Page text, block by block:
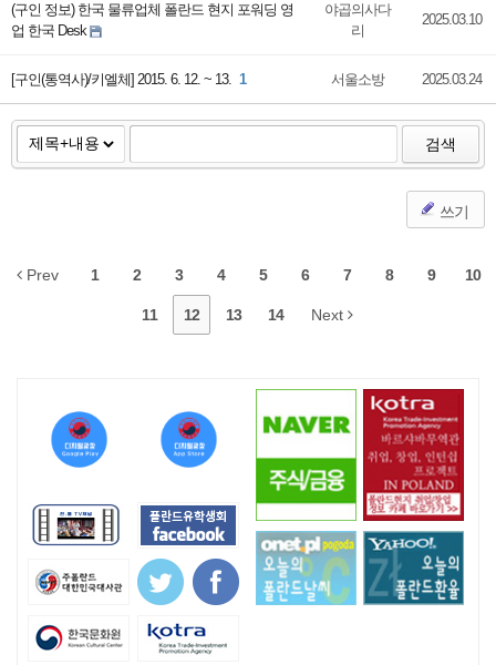
(구인 정보) 한국 물류업체 폴란드 현지 포워딩 영
업 한국 Desk
야곱의사다
리
2025.03.10
[구인(통역사)/키엘체] 2015. 6. 12. ~ 13. 1 서울소방 2025.03.24
검색
쓰기
Prev 1 2 3 4 5 6 7 8 9 10
11 12 13 14 Next